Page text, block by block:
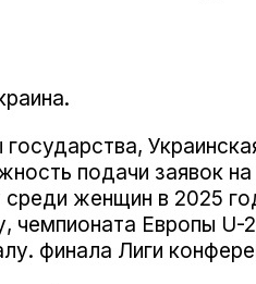
подачи заявок
женщин в 2025
Европы U-
финала Лиги